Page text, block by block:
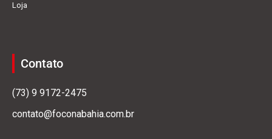
Loja
Contato
(73) 9 9172-2475
contato@foconabahia.com.br